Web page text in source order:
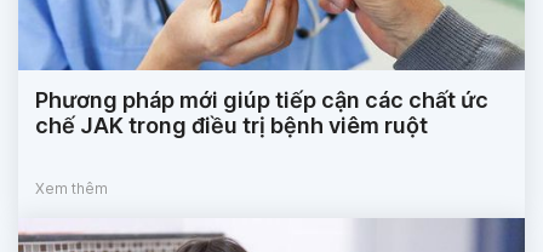
Phương pháp mới giúp tiếp cận các chất ức
chế JAK trong điều trị bệnh viêm ruột
Xem thêm